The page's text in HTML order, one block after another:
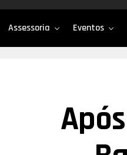
Assessoria Eventos